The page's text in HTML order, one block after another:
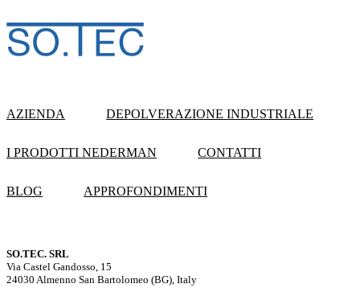
AZIENDA DEPOLVERAZIONE INDUSTRIALE
I PRODOTTI NEDERMAN CONTATTI
BLOG APPROFONDIMENTI
SO.TEC. SRL
Via Castel Gandosso, 15
24030 Almenno San Bartolomeo (BG), Italy